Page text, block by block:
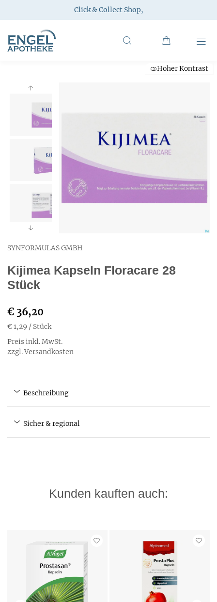
Click & Collect Shop,
Hoher Kontrast
SYNFORMULAS GMBH
Kijimea Kapseln Floracare 28
Stück
€ 36,20
€ 1,29 / Stück
Preis inkl. MwSt.
zzgl. Versandkosten
Beschreibung
Sicher & regional
Kunden kauften auch: